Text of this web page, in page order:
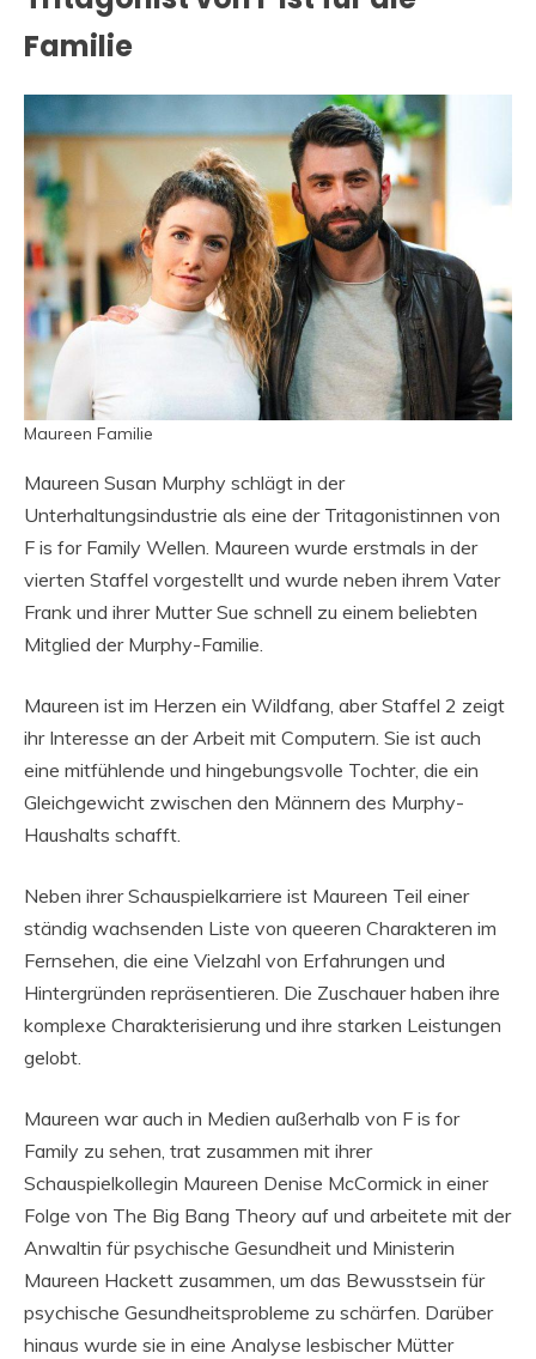
Familie
Maureen Familie
Maureen Susan Murphy schlägt in der
Unterhaltungsindustrie als eine der Tritagonistinnen von
F is for Family Wellen. Maureen wurde erstmals in der
vierten Staffel vorgestellt und wurde neben ihrem Vater
Frank und ihrer Mutter Sue schnell zu einem beliebten
Mitglied der Murphy-Familie.
Maureen ist im Herzen ein Wildfang, aber Staffel 2 zeigt
ihr Interesse an der Arbeit mit Computern. Sie ist auch
eine mitfühlende und hingebungsvolle Tochter, die ein
Gleichgewicht zwischen den Männern des Murphy-
Haushalts schafft.
Neben ihrer Schauspielkarriere ist Maureen Teil einer
ständig wachsenden Liste von queeren Charakteren im
Fernsehen, die eine Vielzahl von Erfahrungen und
Hintergründen repräsentieren. Die Zuschauer haben ihre
komplexe Charakterisierung und ihre starken Leistungen
gelobt.
Maureen war auch in Medien außerhalb von F is for
Family zu sehen, trat zusammen mit ihrer
Schauspielkollegin Maureen Denise McCormick in einer
Folge von The Big Bang Theory auf und arbeitete mit der
Anwaltin für psychische Gesundheit und Ministerin
Maureen Hackett zusammen, um das Bewusstsein für
psychische Gesundheitsprobleme zu schärfen. Darüber
hinaus wurde sie in eine Analyse lesbischer Mütter